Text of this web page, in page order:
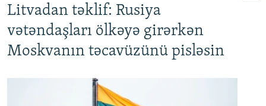
Litvadan təklif: Rusiya
vətəndaşları ölkəyə girərkən
Moskvanın təcavüzünü pisləsin